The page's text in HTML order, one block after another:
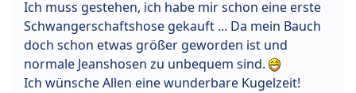
Ich muss gestehen, ich habe mir schon eine erste
Schwangerschaftshose gekauft ... Da mein Bauch
doch schon etwas größer geworden ist und
normale Jeanshosen zu unbequem sind.
Ich wünsche Allen eine wunderbare Kugelzeit!